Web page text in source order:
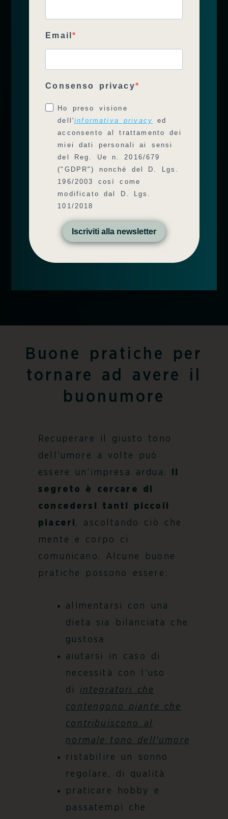
detta “acne da stress”
vuoti di memoria, stati di
confusione e tensioni
localizzate
sbalzi di pressione
Irritabilità e stress sono quindi
dei campanelli d’allarme da non
sottovalutare, poiché se non
arginati potrebbero Influenzare il
Buone pratiche per
tornare ad avere il
buonumore
Recuperare il giusto tono
dell’umore a volte può
essere un’impresa ardua.
segreto è cercare di
concedersi tanti piccoli
piaceri , ascoltando ciò che
mente e corpo ci
comunicano. Alcune buone
pratiche possono essere:
alimentarsi con una
dieta sia bilanciata che
gustosa
aiutarsi in caso di
necessità con l’uso
di
integratori che
contengono piante che
contribuiscono al
normale tono dell’umore
ristabilire un sonno
regolare, di qualità
praticare hobby e
passatempi che
Email
Consenso privacy
Ho preso visione
dell'informativa privacy
ed
acconsento al trattamento dei
miei dati personali ai sensi
del Reg. Ue n. 2016/679
("GDPR") nonché del D. Lgs.
196/2003 così come
modificato dal D. Lgs.
101/2018
Iscriviti alla newsletter